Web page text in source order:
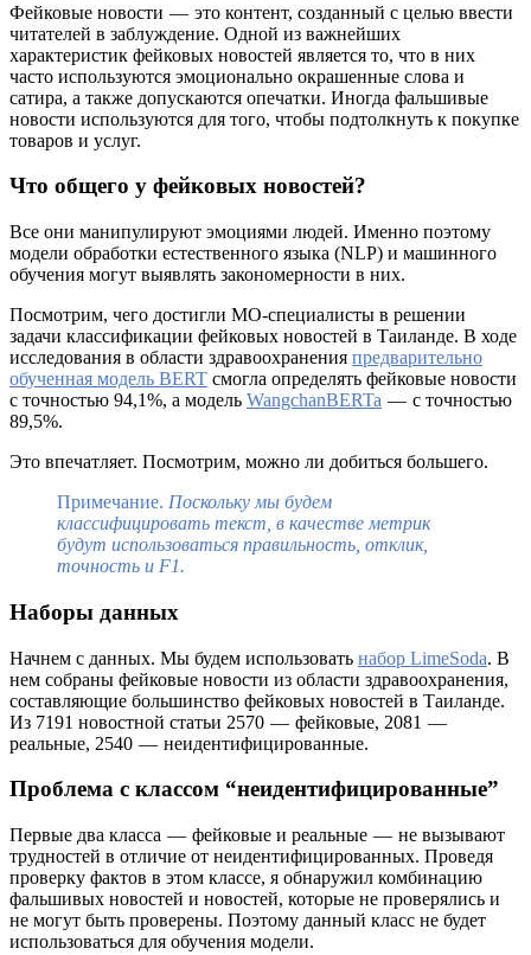
Фейковые новости — это контент, созданный с целью ввести
читателей в заблуждение. Одной из важнейших
характеристик фейковых новостей является то, что в них
часто используются эмоционально окрашенные слова и
сатира, а также допускаются опечатки. Иногда фальшивые
новости используются для того, чтобы подтолкнуть к покупке
товаров и услуг.
Что общего у фейковых новостей?
Все они манипулируют эмоциями людей. Именно поэтому
модели обработки естественного языка (NLP) и машинного
обучения могут выявлять закономерности в них.
Посмотрим, чего достигли МО-специалисты в решении
задачи классификации фейковых новостей в Таиланде. В ходе
исследования в области здравоохранения предварительно
обученная модель BERT смогла определять фейковые новости
с точностью 94,1%, а модель WangchanBERTa — с точностью
89,5%.
Это впечатляет. Посмотрим, можно ли добиться большего.
Примечание. Поскольку мы будем
классифицировать текст, в качестве метрик
будут использоваться правильность, отклик,
точность и F1.
Наборы данных
Начнем с данных. Мы будем использовать набор LimeSoda. В
нем собраны фейковые новости из области здравоохранения,
составляющие большинство фейковых новостей в Таиланде.
Из 7191 новостной статьи 2570 — фейковые, 2081 —
реальные, 2540 — неидентифицированные.
Проблема с классом “неидентифицированные”
Первые два класса — фейковые и реальные — не вызывают
трудностей в отличие от неидентифицированных. Проведя
проверку фактов в этом классе, я обнаружил комбинацию
фальшивых новостей и новостей, которые не проверялись и
не могут быть проверены. Поэтому данный класс не будет
использоваться для обучения модели.